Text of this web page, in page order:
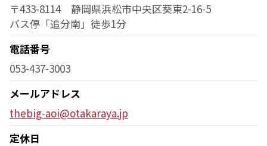
〒433-8114 静岡県浜松市中央区葵東2-16-5
バス停「追分南」徒歩1分
電話番号
053-437-3003
メールアドレス
thebig-aoi@otakaraya.jp
定休日